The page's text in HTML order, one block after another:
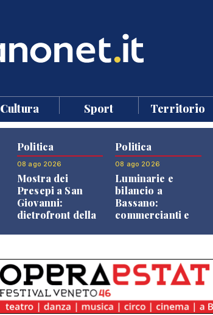
Cultura Sport Territorio
Politica
08 ago 2026
Mostra dei
Presepi a San
Giovanni:
dietrofront della
Politica
08 ago 2026
Luminarie e
bilancio a
Bassano:
commercianti e